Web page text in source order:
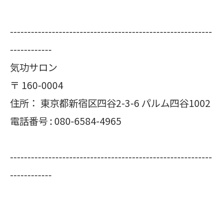
----------------------------------------------------------
------------
気功サロン
〒 160-0004
住所： 東京都新宿区四谷2-3-6 パルム四谷1002
電話番号 : 080-6584-4965
----------------------------------------------------------
------------